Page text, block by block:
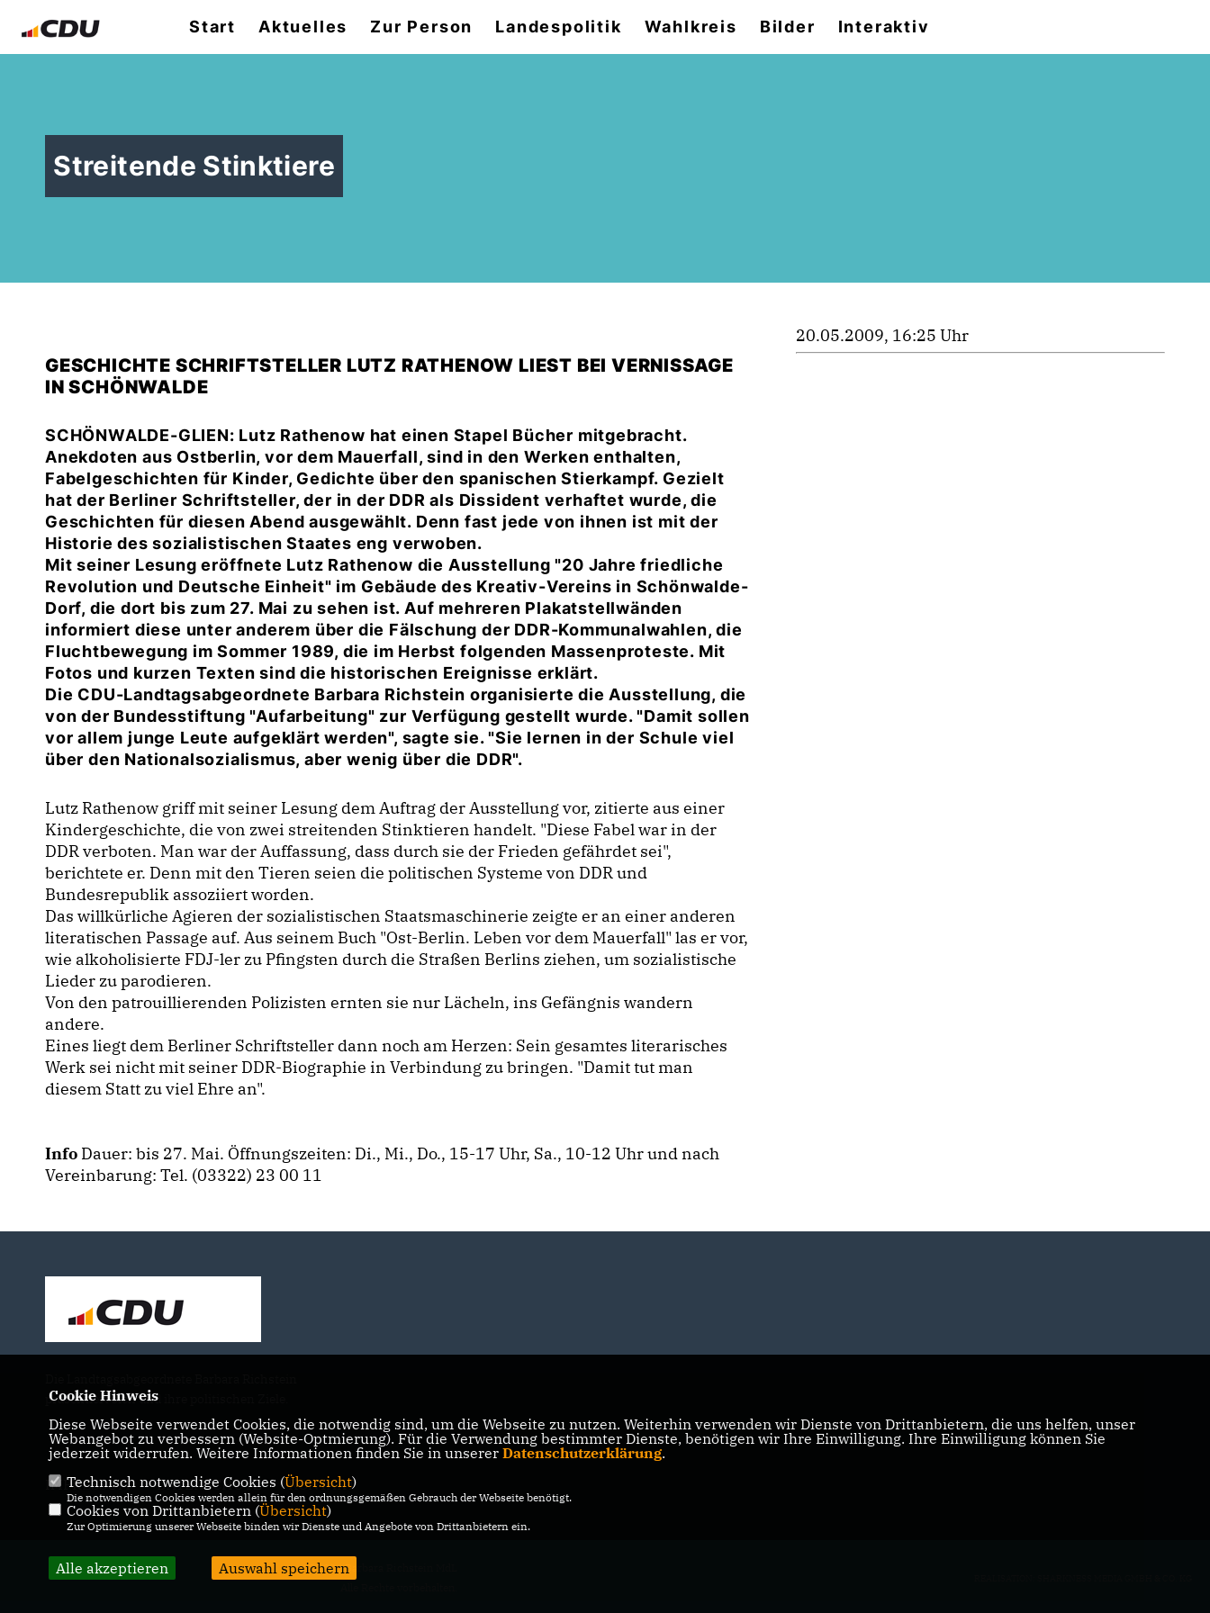
Start Aktuelles Zur Person Landespolitik Wahlkreis Bilder Interaktiv
Streitende Stinktiere
GESCHICHTE SCHRIFTSTELLER LUTZ RATHENOW LIEST BEI VERNISSAGE
IN SCHÖNWALDE
SCHÖNWALDE-GLIEN: Lutz Rathenow hat einen Stapel Bücher mitgebracht.
Anekdoten aus Ostberlin, vor dem Mauerfall, sind in den Werken enthalten,
Fabelgeschichten für Kinder, Gedichte über den spanischen Stierkampf. Gezielt
hat der Berliner Schriftsteller, der in der DDR als Dissident verhaftet wurde, die
Geschichten für diesen Abend ausgewählt. Denn fast jede von ihnen ist mit der
Historie des sozialistischen Staates eng verwoben.
Mit seiner Lesung eröffnete Lutz Rathenow die Ausstellung "20 Jahre friedliche
Revolution und Deutsche Einheit" im Gebäude des Kreativ-Vereins in Schönwalde-
Dorf, die dort bis zum 27. Mai zu sehen ist. Auf mehreren Plakatstellwänden
informiert diese unter anderem über die Fälschung der DDR-Kommunalwahlen, die
Fluchtbewegung im Sommer 1989, die im Herbst folgenden Massenproteste. Mit
Fotos und kurzen Texten sind die historischen Ereignisse erklärt.
Die CDU-Landtagsabgeordnete Barbara Richstein organisierte die Ausstellung, die
von der Bundesstiftung "Aufarbeitung" zur Verfügung gestellt wurde. "Damit sollen
vor allem junge Leute aufgeklärt werden", sagte sie. "Sie lernen in der Schule viel
über den Nationalsozialismus, aber wenig über die DDR".
Lutz Rathenow griff mit seiner Lesung dem Auftrag der Ausstellung vor, zitierte aus einer
Kindergeschichte, die von zwei streitenden Stinktieren handelt. "Diese Fabel war in der
DDR verboten. Man war der Auffassung, dass durch sie der Frieden gefährdet sei",
berichtete er. Denn mit den Tieren seien die politischen Systeme von DDR und
Bundesrepublik assoziiert worden.
Das willkürliche Agieren der sozialistischen Staatsmaschinerie zeigte er an einer anderen
literatischen Passage auf. Aus seinem Buch "Ost-Berlin. Leben vor dem Mauerfall" las er vor,
wie alkoholisierte FDJ-ler zu Pfingsten durch die Straßen Berlins ziehen, um sozialistische
Lieder zu parodieren.
Von den patrouillierenden Polizisten ernten sie nur Lächeln, ins Gefängnis wandern
andere.
Eines liegt dem Berliner Schriftsteller dann noch am Herzen: Sein gesamtes literarisches
Werk sei nicht mit seiner DDR-Biographie in Verbindung zu bringen. "Damit tut man
diesem Statt zu viel Ehre an".
Info Dauer: bis 27. Mai. Öffnungszeiten: Di., Mi., Do., 15-17 Uhr, Sa., 10-12 Uhr und nach
Vereinbarung: Tel. (03322) 23 00 11
20.05.2009, 16:25 Uhr
präsentiert sich und ihre politischen Ziele.
IMPRESSUM DATENSCHUTZ KONTAKT
@2026 Barbara Richstein MdL
Cookie Hinweis
Diese Webseite verwendet Cookies, die notwendig sind, um die Webseite zu nutzen. Weiterhin verwenden wir Dienste von Drittanbietern, die uns helfen, unser
Webangebot zu verbessern (Website-Optmierung). Für die Verwendung bestimmter Dienste, benötigen wir Ihre Einwilligung. Ihre Einwilligung können Sie
jederzeit widerrufen. Weitere Informationen finden Sie in unserer Datenschutzerklärung.
Technisch notwendige Cookies (Übersicht)
Die notwendigen Cookies werden allein für den ordnungsgemäßen Gebrauch der Webseite benötigt.
Cookies von Drittanbietern (Übersicht)
Zur Optimierung unserer Webseite binden wir Dienste und Angebote von Drittanbietern ein.
Alle akzeptieren Auswahl speichern